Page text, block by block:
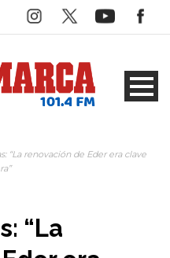
“La renovación de Eder era clave
“La